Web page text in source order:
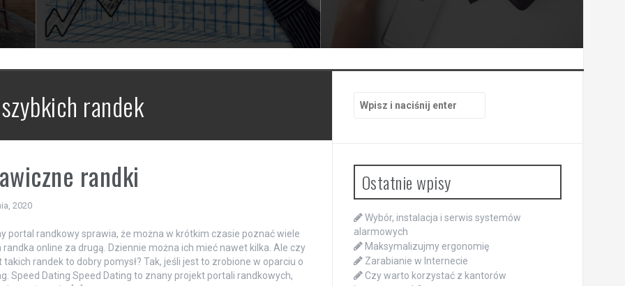
randek
randki
2020
portal randkowy sprawia, że można w krótkim czasie poznać wiele
randka online za drugą. Dziennie można ich mieć nawet kilka. Ale czy
takich randek to dobry pomysł? Tak, jeśli jest to zrobione w oparciu o
Speed Dating Speed Dating to znany projekt portali randkowych,
Ostatnie wpisy
Wybór, instalacja i serwis systemów
alarmowych
Maksymalizujmy ergonomię
Zarabianie w Internecie
Czy warto korzystać z kantorów